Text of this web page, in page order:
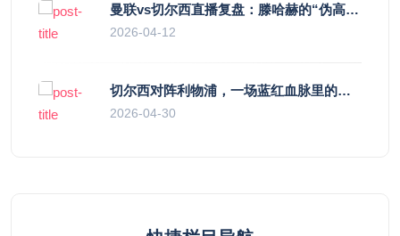
曼联vs切尔西直播复盘：滕哈赫的“伪高位”与波切蒂诺的“无锋阵”，谁更拧巴？
2026-04-12
切尔西对阵利物浦，一场蓝红血脉里的恩怨与忠诚
2026-04-30